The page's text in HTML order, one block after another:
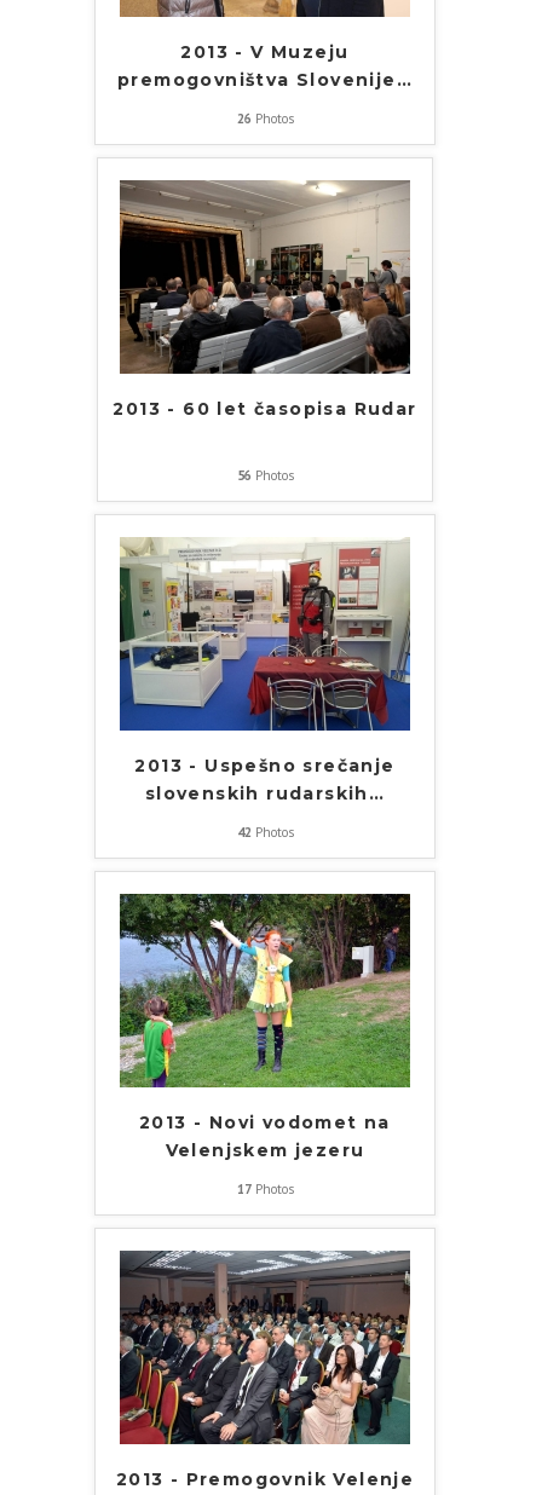
2013 - V Muzeju
premogovništva Slovenije …
26 Photos
2013 - 60 let časopisa Rudar
56 Photos
2013 - Uspešno srečanje
slovenskih rudarskih …
42 Photos
2013 - Novi vodomet na
Velenjskem jezeru
17Photos
2013 - Premogovnik Velenje